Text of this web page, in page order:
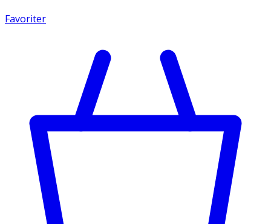
Favoriter